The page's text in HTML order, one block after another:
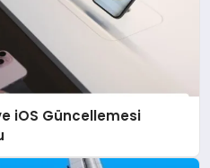
iOS Güncellemesi